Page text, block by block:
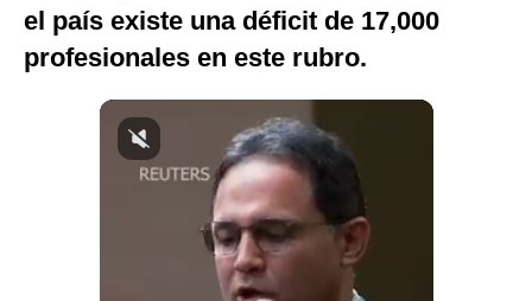
Club del Suscriptor
Mix
G de Gestión
Notas Contratadas
el país existe una déficit de 17,000
profesionales en este rubro.